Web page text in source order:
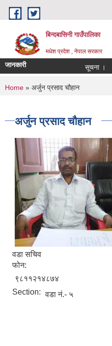
Skip to main content
बिन्दबासिनी गाउँपालिका
मधेश प्रदेश , नेपाल सरकार
जानकारी सूचना ।
You are here
Home » अर्जुन प्रसाद चौहान
अर्जुन प्रसाद चौहान
वडा सचिव
फोन:
९८११२१४८७४
Section: वडा नं.- ५